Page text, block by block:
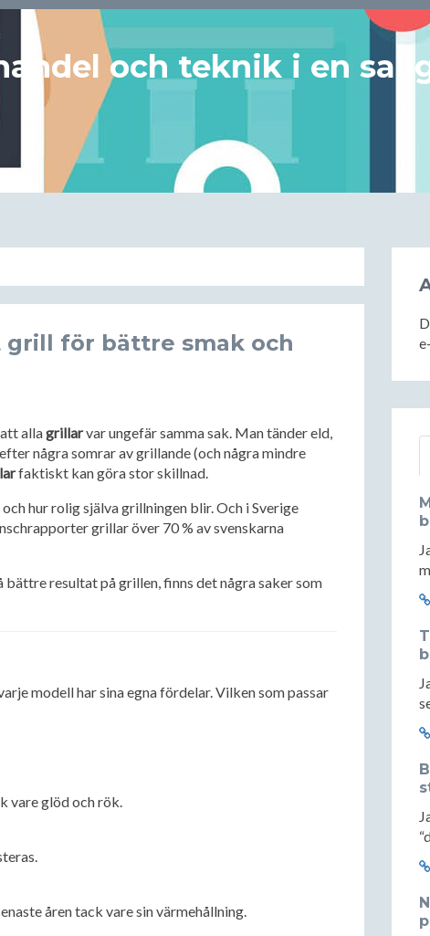
och teknik i en
grill för bättre smak och
allagrillarvar ungefär samma sak. Man tänder eld,
några somrar av grillande (och några mindre
faktiskt kan göra stor skillnad.
hur rolig själva grillningen blir. Och i Sverige
grillar över 70 % av svenskarna
bättre resultat på grillen, finns det några saker som
modell har sina egna fördelar. Vilken som passar
vare glöd och rök.
åren tack vare sin värmehållning.